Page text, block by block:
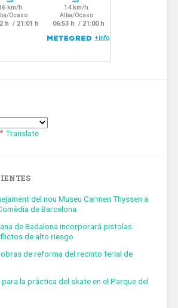
Translate
del nou Museu Carmen Thyssen a
de Barcelona
de Badalona incorporará pistolas
de alto riesgo
de reforma del recinto ferial de
la práctica del skate en el Parque del